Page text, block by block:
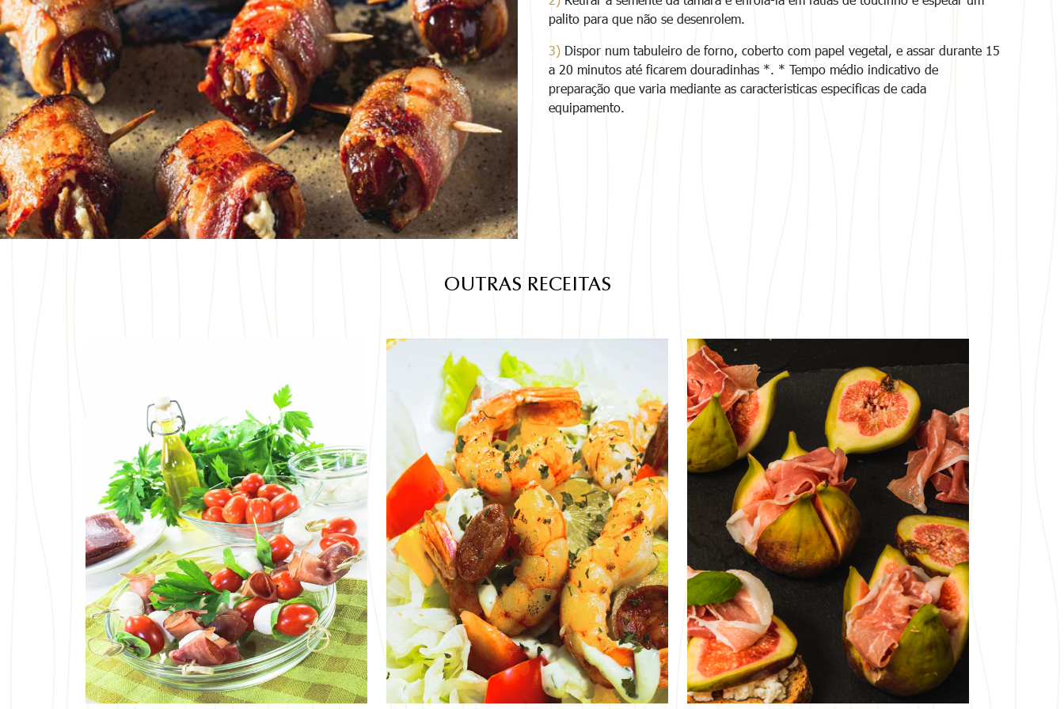
palito para que não se desenrolem.
3) Dispor num tabuleiro de forno, coberto com papel vegetal, e assar durante 15
a 20 minutos até ficarem douradinhas *. * Tempo médio indicativo de
preparação que varia mediante as caracteristicas especificas de cada
equipamento.
OUTRAS RECEITAS